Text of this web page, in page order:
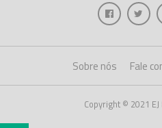
Sobre nós Fale
Copyright © 2021